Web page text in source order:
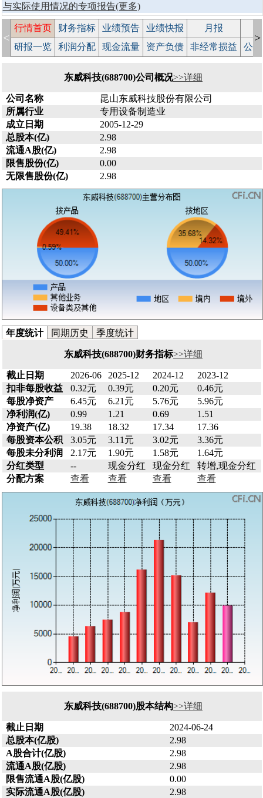
与实际使用情况的专项报告(更多)
<
行情首页 财务指标 业绩预告 业绩快报 月报
研报一览
利润分配 现金流量 资产负债 非经常损益 公
>
东威科技(688700)公司概况>>详细
公司名称
昆山东威科技股份有限公司
所属行业
专用设备制造业
成立日期
2005-12-29
总股本(亿)
2.98
流通A股(亿)
2.98
限售股份(亿)
0.00
无限售股份(亿)
2.98
年度统计 同期历史 季度统计
东威科技(688700)财务指标>>详细
截止日期 2026-06 2025-12 2024-12
2023-12
扣非每股收益
0.32元 0.39元 0.20元
0.46元
每股净资产
6.45元 6.21元 5.76元
5.96元
净利润(亿)
0.99 1.21 0.69
1.51
净资产(亿)
19.38 18.32 17.34
17.36
每股资本公积
3.05元 3.11元 3.02元
3.36元
每股未分利润
2.17元 1.90元 1.58元
1.64元
分红类型
-- 现金分红 现金分红
转增,现金分红
分配方案
查看 查看 查看 查看
东威科技(688700)股本结构>>详细
截止日期
2024-06-24
总股本(亿股)
2.98
A股合计(亿股)
2.98
流通A股(亿股)
2.98
限售流通A股(亿股)
0.00
实际流通A股(亿股)
2.98